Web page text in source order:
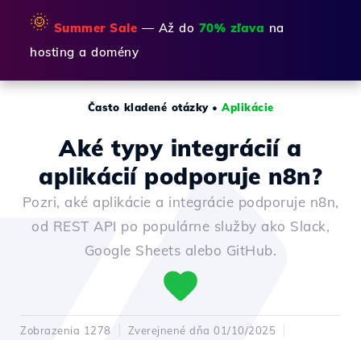
🌞 Summer Sale — Až do 70% zľava na
hosting a domény
Často kladené otázky• Aplikácie
Aké typy integrácií a
aplikácií podporuje n8n?
Pozri, aké aplikácie a integrácie podporuje n8n,
od REST API po populárne služby ako Slack,
Google Sheets alebo GitHub.
Zobrazenia 1278
Zverejnené dňa 01/10/2025